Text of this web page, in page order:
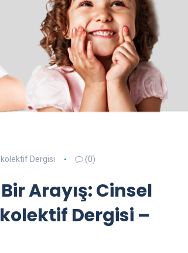
Dergisi (0)
Arayış: Cinsel
Dergisi –